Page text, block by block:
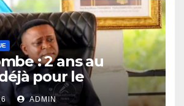
: 2 ans au
pour le
Nkoso Kevani
ADMIN